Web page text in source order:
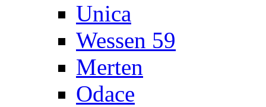
Unica
Wessen 59
Merten
Odace